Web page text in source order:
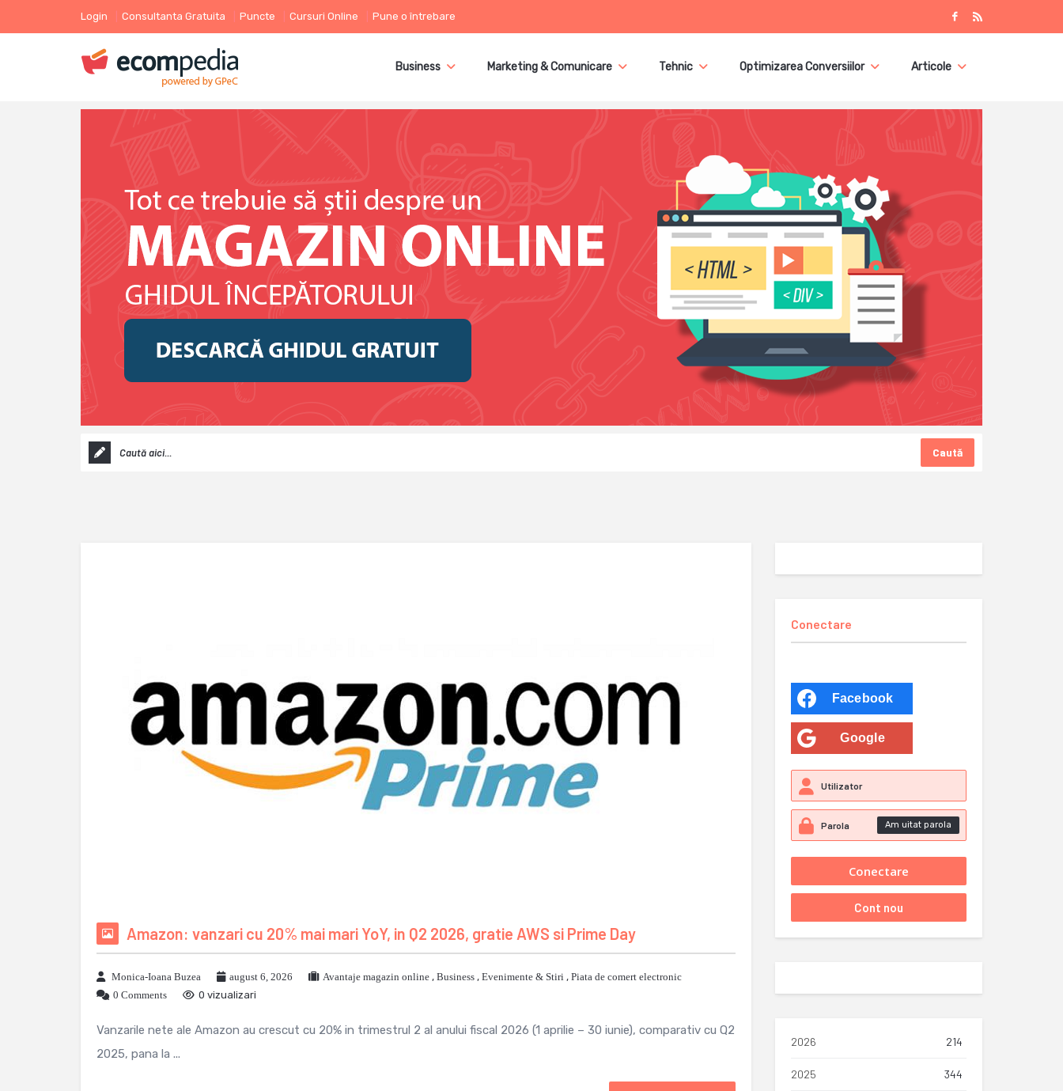
Login Consultanta Gratuita Puncte Cursuri Online Pune o întrebare
Business Marketing & Comunicare Tehnic Optimizarea Conversiilor Articole
Caută
Amazon: vanzari cu 20% mai mari YoY, in Q2 2026, gratie AWS si Prime Day
Monica-Ioana Buzea august 6, 2026 Avantaje magazin online , Business , Evenimente & Stiri , Piata de comert electronic
0 Comments
0 vizualizari
Vanzarile nete ale Amazon au crescut cu 20% in trimestrul 2 al anului fiscal 2026 (1 aprilie – 30 iunie), comparativ cu Q2
2025, pana la ...
Conectare
Facebook
Google
Am uitat parola
2026 214
2025 344